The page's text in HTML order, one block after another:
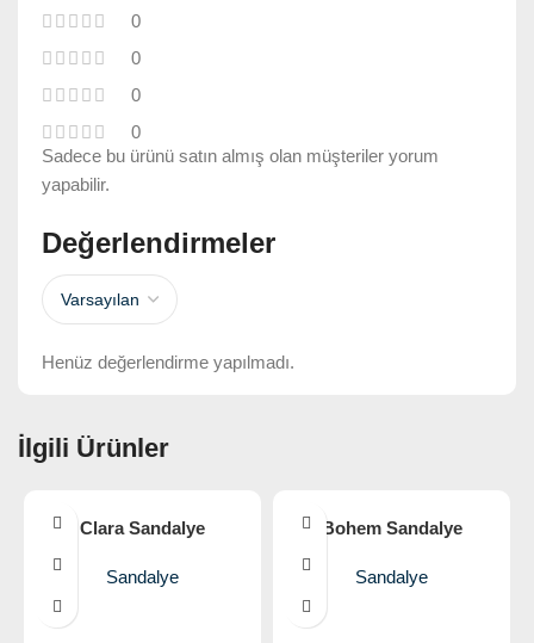
0
0
0
0
Değerlendirmeler
Henüz değerlendirme yapılmadı.
Sadece bu ürünü satın almış olan müşteriler yorum
yapabilir.
İlgili Ürünler
Clara Sandalye
Sandalye
Bohem Sandalye
Sandalye